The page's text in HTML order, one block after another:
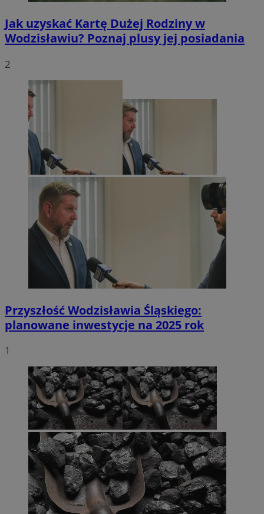
Jak uzyskać Kartę Dużej Rodziny w
Wodzisławiu? Poznaj plusy jej posiadania
2
Przyszłość Wodzisławia Śląskiego:
planowane inwestycje na 2025 rok
1